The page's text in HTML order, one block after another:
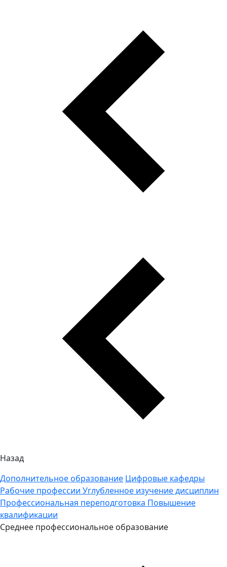
Назад
Дополнительное образование Цифровые кафедры
Рабочие профессии Углубленное изучение дисциплин
Профессиональная переподготовка Повышение
квалификации
Среднее профессиональное образование